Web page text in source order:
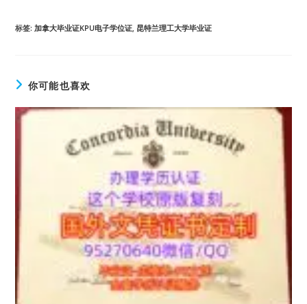
标签:加拿大毕业证KPU电子学位证, 昆特兰理工大学毕业证
你可能也喜欢